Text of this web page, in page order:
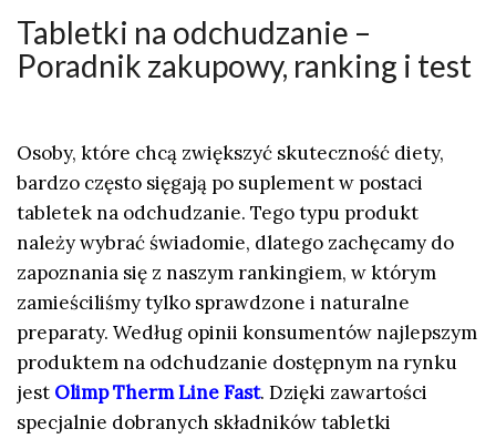
Tabletki na odchudzanie –
Poradnik zakupowy, ranking i test
Osoby, które chcą zwiększyć skuteczność diety,
bardzo często sięgają po suplement w postaci
tabletek na odchudzanie. Tego typu produkt
należy wybrać świadomie, dlatego zachęcamy do
zapoznania się z naszym rankingiem, w którym
zamieściliśmy tylko sprawdzone i naturalne
preparaty. Według opinii konsumentów najlepszym
produktem na odchudzanie dostępnym na rynku
jest Olimp Therm Line Fast. Dzięki zawartości
specjalnie dobranych składników tabletki